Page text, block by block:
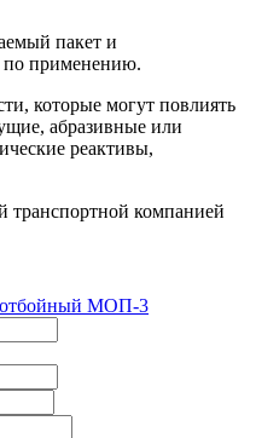
пакет и
по применению.
которые могут повлиять
абразивные или
реактивы,
компанией
отбойный МОП-3